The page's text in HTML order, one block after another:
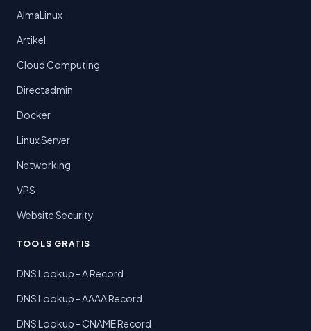
AlmaLinux
Artikel
Cloud Computing
Directadmin
Docker
Linux Server
Networking
VPS
Website Security
TOOLS GRATIS
DNS Lookup - A Record
DNS Lookup - AAAA Record
DNS Lookup - CNAME Record